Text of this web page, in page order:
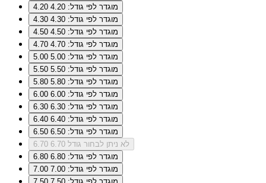
4.20
מוגדר לפי גודל: 4.20
4.30
מוגדר לפי גודל: 4.30
4.50
מוגדר לפי גודל: 4.50
4.70
מוגדר לפי גודל: 4.70
5.00
מוגדר לפי גודל: 5.00
5.50
מוגדר לפי גודל: 5.50
5.80
מוגדר לפי גודל: 5.80
6.00
מוגדר לפי גודל: 6.00
6.30
מוגדר לפי גודל: 6.30
6.40
מוגדר לפי גודל: 6.40
6.50
מוגדר לפי גודל: 6.50
6.70
לא ניתן לבחור גודל 6.70
6.80
מוגדר לפי גודל: 6.80
7.00
מוגדר לפי גודל: 7.00